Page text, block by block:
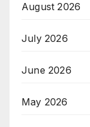
August 2026
July 2026
June 2026
May 2026